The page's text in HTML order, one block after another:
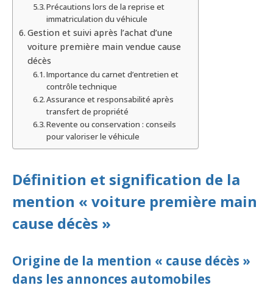
Précautions lors de la reprise et
immatriculation du véhicule
Gestion et suivi après l’achat d’une
voiture première main vendue cause
décès
Importance du carnet d’entretien et
contrôle technique
Assurance et responsabilité après
transfert de propriété
Revente ou conservation : conseils
pour valoriser le véhicule
Définition et signification de la
mention « voiture première main
cause décès »
Origine de la mention « cause décès »
dans les annonces automobiles